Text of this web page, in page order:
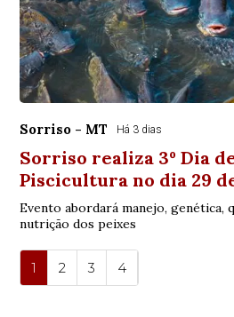
Sorriso - MT Há 3 dias
Sorriso realiza 3º Dia
Piscicultura no dia 29
Evento abordará manejo, genética,
nutrição dos peixes
1 2 3 4